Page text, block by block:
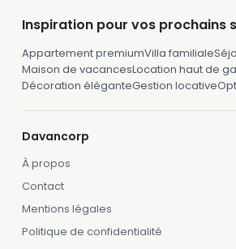
Inspiration pour vos prochains
Appartement premiumVilla familiale
Maison de vacancesLocation haut de
Décoration éléganteGestion locative
Davancorp
À propos
Contact
Mentions légales
Politique de confidentialité